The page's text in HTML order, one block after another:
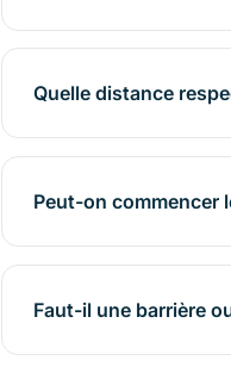
Quelle distance
Peut-on commencer
Faut-il une barrière